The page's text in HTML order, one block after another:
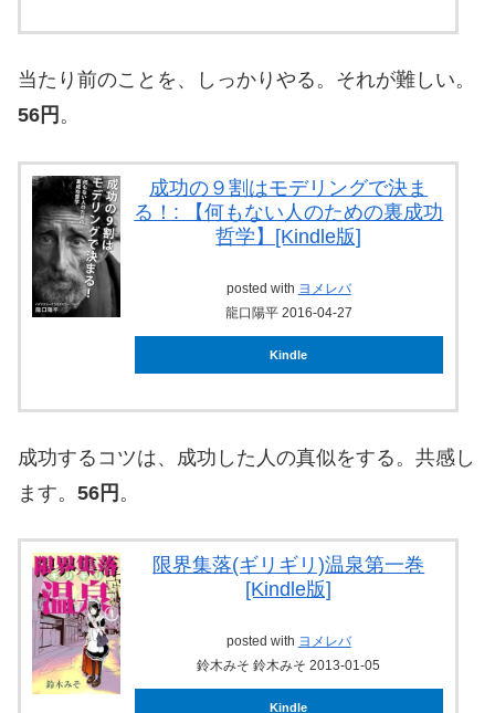
当たり前のことを、しっかりやる。それが難しい。
56円 。
成功の９割はモデリングで決ま
る！: 【何もない人のための裏成功
哲学】[Kindle版]
posted with ヨメレバ
龍口陽平 2016-04-27
Kindle
成功するコツは、成功した人の真似をする。共感し
ます。 56円 。
限界集落(ギリギリ)温泉第一巻
[Kindle版]
posted with ヨメレバ
鈴木みそ 鈴木みそ 2013-01-05
Kindle